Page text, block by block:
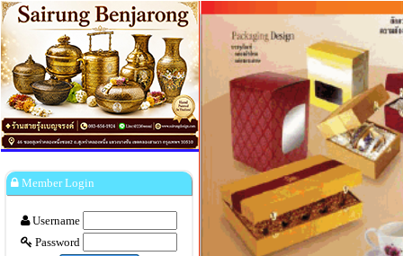
Member Login
Username
Password